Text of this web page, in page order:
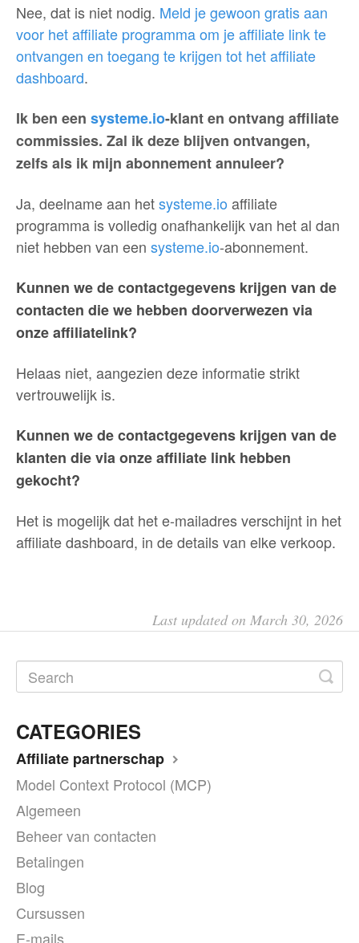
Nee, dat is niet nodig. Meld je gewoon gratis aan
voor het affiliate programma om je affiliate link te
ontvangen en toegang te krijgen tot het affiliate
dashboard.
Ik ben een systeme.io-klant en ontvang affiliate
commissies. Zal ik deze blijven ontvangen,
zelfs als ik mijn abonnement annuleer?
Ja, deelname aan hetsysteme.io affiliate
programma is volledig onafhankelijk van het al dan
niet hebben van een systeme.io-abonnement.
Kunnen we de contactgegevens krijgen van de
contacten die we hebben doorverwezen via
onze affiliatelink?
Helaas niet, aangezien deze informatie strikt
vertrouwelijk is.
Kunnen we de contactgegevens krijgen van de
klanten die via onze affiliate link hebben
gekocht?
Het is mogelijk dat het e-mailadres verschijnt in het
affiliate dashboard, in de details van elke verkoop.
Last updated on March 30, 2026
CATEGORIES
Affiliate partnerschap
Model Context Protocol (MCP)
Algemeen
Beheer van contacten
Betalingen
Blog
Cursussen
E-mails